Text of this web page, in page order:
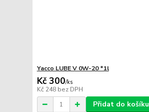
Yacco LUBE V 0W-20 *1l
Kč 300/ks
Kč 248 bez DPH
Přidat do košíku